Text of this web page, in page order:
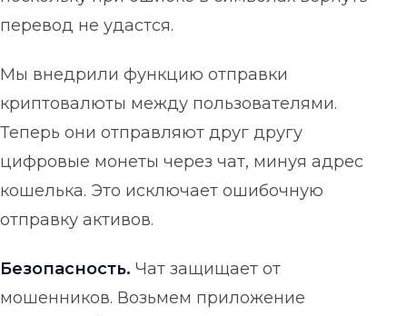
перевод не удастся.
Мы внедрили функцию отправки
криптовалюты между пользователями.
Теперь они отправляют друг другу
цифровые монеты через чат, минуя адрес
кошелька. Это исключает ошибочную
отправку активов.
Безопасность. Чат защищает от
мошенников. Возьмем приложение